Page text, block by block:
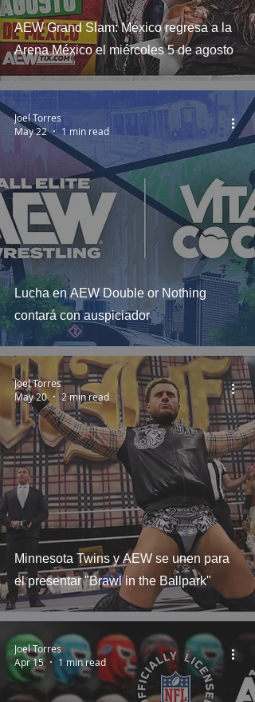
AEW Grand Slam: México regresa a la
Arena México el miércoles 5 de agosto
Lucha en AEW Double or Nothing
contará con auspiciador
Joel Torres
May 22
1 min read
Minnesota Twins y AEW se unen para
el presentar "Brawl in the Ballpark"
Joel Torres
May 20
2 min read
Joel Torres
Apr 15
1 min read